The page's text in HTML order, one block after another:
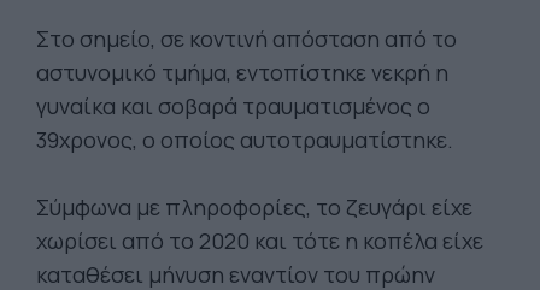
Στο σημείο, σε κοντινή απόσταση από το
αστυνομικό τμήμα, εντοπίστηκε νεκρή η
γυναίκα και σοβαρά τραυματισμένος ο
39χρονος, ο οποίος αυτοτραυματίστηκε.
Σύμφωνα με πληροφορίες, τo ζευγάρι είχε
χωρίσει από το 2020 και τότε η κοπέλα είχε
καταθέσει μήνυση εναντίον του πρώην